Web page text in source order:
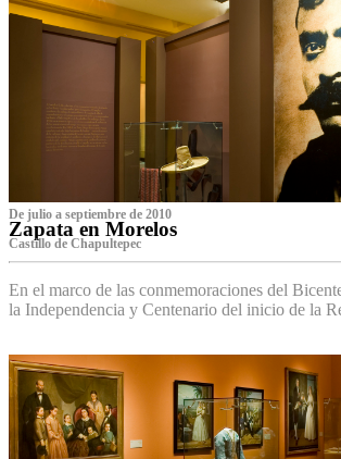
De julio a septiembre de 2010
Zapata en Morelos
Castillo de Chapultepec
En el marco de las conmemoraciones del
la Independencia y Centenario del inicio de la